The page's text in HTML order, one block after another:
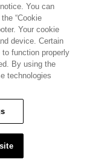
are registered
in the United
Reserved.
You can
“Cookie
Your cookie
device. Certain
function properly
By using the
technologies